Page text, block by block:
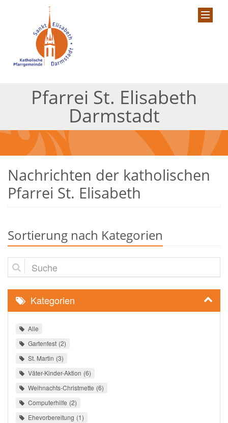
Pfarrei St. Elisabeth
Darmstadt
Nachrichten der katholischen
Pfarrei St. Elisabeth
Sortierung nach Kategorien
Suche
Kategorien
Alle
Gartenfest 2
St. Martin 3
Väter-Kinder-Aktion 6
Weihnachts-Christmette 6
Computerhilfe 2
Ehevorbereitung 1